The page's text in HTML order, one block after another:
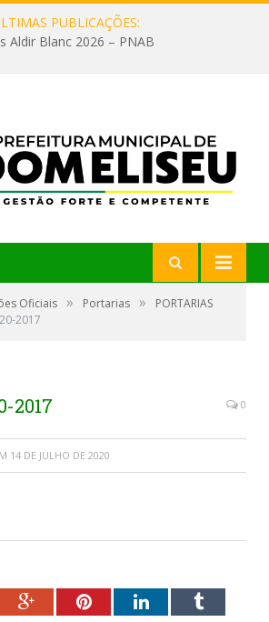
PUBLICAÇÕES:
Aldir Blanc 2026 – PNAB
Oficiais » Portarias »
PORTARIAS
2017
2017 0
14 DE JULHO DE 2020
Google+PinterestLinkedInTumblr